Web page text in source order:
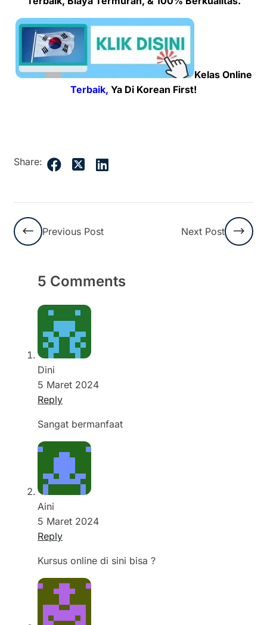
Kelas Online
Terbaik, Ya Di Korean First!
Share:
Previous Post Next Post
5 Comments
Dini
5 Maret 2024
Reply
Sangat bermanfaat
Aini
5 Maret 2024
Reply
Kursus online di sini bisa ?